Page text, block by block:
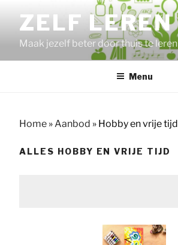
inhoud
ZELF LEREN
Maak jezelf beter door thuis te leren
Menu
Home »Aanbod » Hobby en vrije tijd
ALLES HOBBY EN VRIJE TIJD